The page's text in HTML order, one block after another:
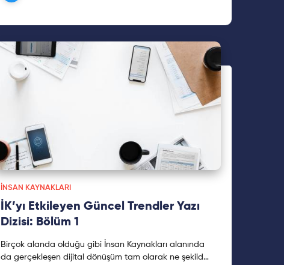
İNSAN KAYNAKLARI
İK’yı Etkileyen Güncel Trendler Yazı
Dizisi: Bölüm 1
Birçok alanda olduğu gibi İnsan Kaynakları alanında
da gerçekleşen dijital dönüşüm tam olarak ne şekilde